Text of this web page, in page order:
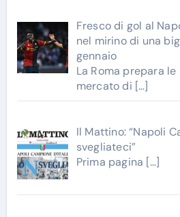
Fresco di gol al
nel mirino di una
gennaio
La Roma prepara
mercato di […]
Il Mattino: “Napoli
svegliateci”
Prima pagina […]